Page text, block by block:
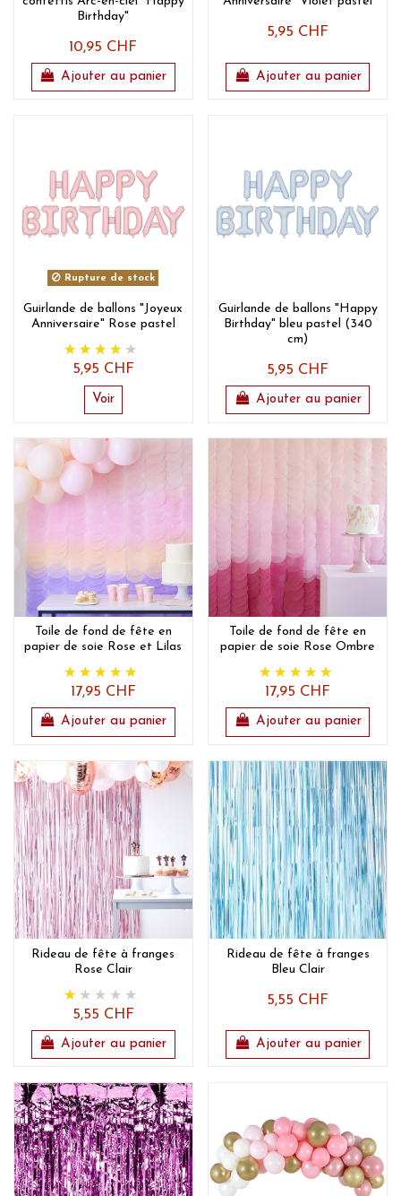
Birthday"
10,95 CHF
Ajouter au panier
5,95 CHF
Ajouter au panier
Rupture de stock
Guirlande de ballons "Joyeux
Anniversaire" Rose pastel
5,95 CHF
Voir
Guirlande de ballons "Happy
Birthday" bleu pastel (340
cm)
5,95 CHF
Ajouter au panier
Toile de fond de fête en
papier de soie Rose et Lilas
17,95 CHF
Ajouter au panier
Toile de fond de fête en
papier de soie Rose Ombre
17,95 CHF
Ajouter au panier
Rideau de fête à franges
Rose Clair
5,55 CHF
Ajouter au panier
Rideau de fête à franges
Bleu Clair
5,55 CHF
Ajouter au panier